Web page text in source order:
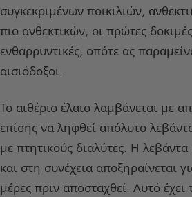
συγκεκριμένων ποικιλιών,
πιο ανθεκτικών, οι πρώτες
ενθαρρυντικές, οπότε ας
αισιόδοξοι.
Το αιθέριο έλαιο λαμβάνεται με
επίσης να ληφθεί απόλυτο
με πτητικούς διαλύτες. Η λεβάντα
και στη συνέχεια αποξηραίνεται
μέρες πριν αποσταχθεί. Αυτό